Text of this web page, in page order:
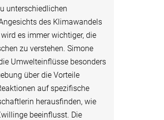
unterschiedlichen
des Klimawandels
es immer wichtiger, die
zu verstehen. Simone
Umwelteinflüsse besonders
über die Vorteile
auf spezifische
herausfinden, wie
beeinflusst. Die